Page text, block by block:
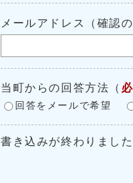
メールアドレス（確認
当町からの回答方法 （
回答をメールで希望
書き込みが終わりまし